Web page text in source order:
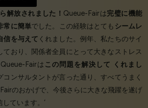
解放されました！ Queue-Fairは完璧に機能
常に簡単でした。この経験はとても シームレ
信を与えて くれました。例年、私たちのサイ
ており、関係者全員にとって大きなストレス
Fairは この問題を解決して
くれまし
コンサルタントが言った通り、すべてうまく
のおかげで、今後さらに大きな飛躍を遂げ
ています。’